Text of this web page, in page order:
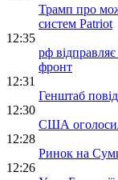
Трамп про
систем Patriot
12:35
рф
фронт
12:31
Генштаб
12:30
США
12:28
Ринок на
12:26